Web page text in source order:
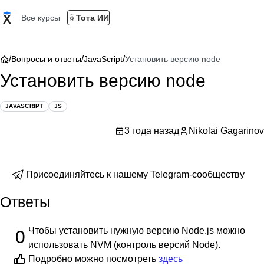
Все курсы Тота ИИ
/Вопросы и ответы/JavaScript/Установить версию node
Установить версию node
JAVASCRIPT JS
3 года назад Nikolai Gagarinov
Присоединяйтесь к нашему Telegram-сообществу
Ответы
0 Чтобы установить нужную версию Node.js можно
использовать NVM (контроль версий Node).
Подробно можно посмотреть здесь